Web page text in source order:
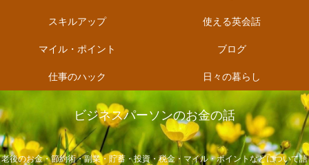
ビジネスパーソンのお金の話
老後のお金・節約術・副業・貯蓄・投資・税金・マイル・ポイントなどについて語
スキルアップ 使える英会話
マイル・ポイント ブログ
仕事のハック 日々の暮らし